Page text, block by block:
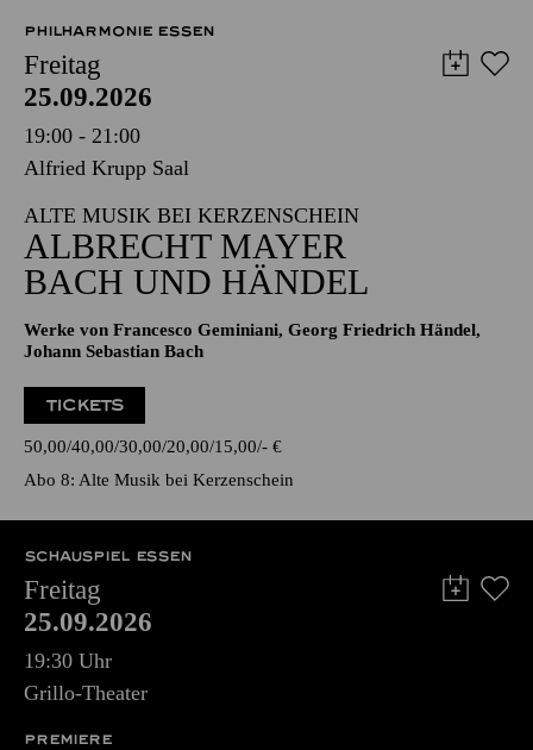
PHILHARMONIE ESSEN
Freitag
25.09.2026
19:00 - 21:00
Alfried Krupp Saal
ALTE MUSIK BEI KERZENSCHEIN
ALBRECHT MAYER
BACH UND HÄNDEL
Werke von Francesco Geminiani, Georg Friedrich Händel,
Johann Sebastian Bach
TICKETS
50,00 40,00 30,00 20,00 15,00 - €
Abo 8: Alte Musik bei Kerzenschein
SCHAUSPIEL ESSEN
Freitag
25.09.2026
19:30 Uhr
Grillo-Theater
PREMIERE